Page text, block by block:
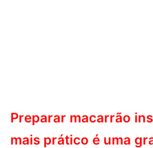
Preparar macarrão
mais prático é uma